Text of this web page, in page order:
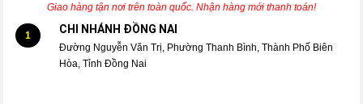
Giao hàng tận nơi trên toàn quốc. Nhận hàng mới thanh toán!
1 CHI NHÁNH ĐỒNG NAI
Đường Nguyễn Văn Trị, Phường Thanh Bình, Thành Phố Biên
Hòa, Tỉnh Đồng Nai